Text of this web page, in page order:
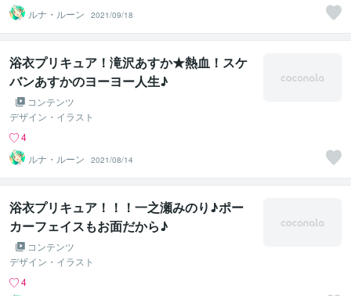
ルナ・ルーン
2021/09/18
浴衣プリキュア！滝沢あすか★熱血！スケ
バンあすかのヨーヨー人生♪
コンテンツ
デザイン・イラスト
4
ルナ・ルーン
2021/08/14
浴衣プリキュア！！！一之瀬みのり♪ポー
カーフェイスもお面だから♪
コンテンツ
デザイン・イラスト
4